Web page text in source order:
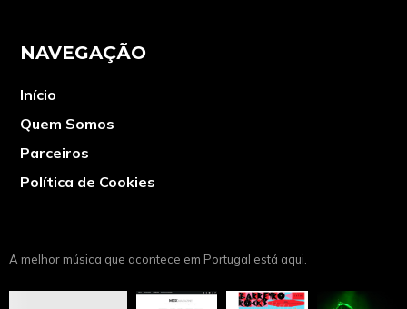
NAVEGAÇÃO
Início
Quem Somos
Parceiros
Política de Cookies
A melhor música que acontece em Portugal está aqui.